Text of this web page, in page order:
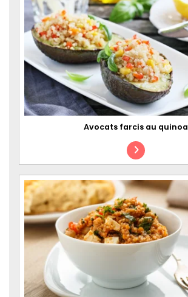
Avocats farcis au quinoa